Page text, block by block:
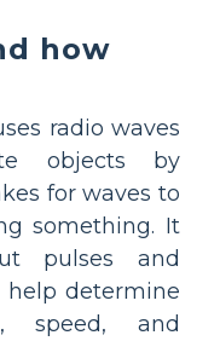
how
radio waves
objects by
for waves to
something. It
pulses and
help determine
speed, and